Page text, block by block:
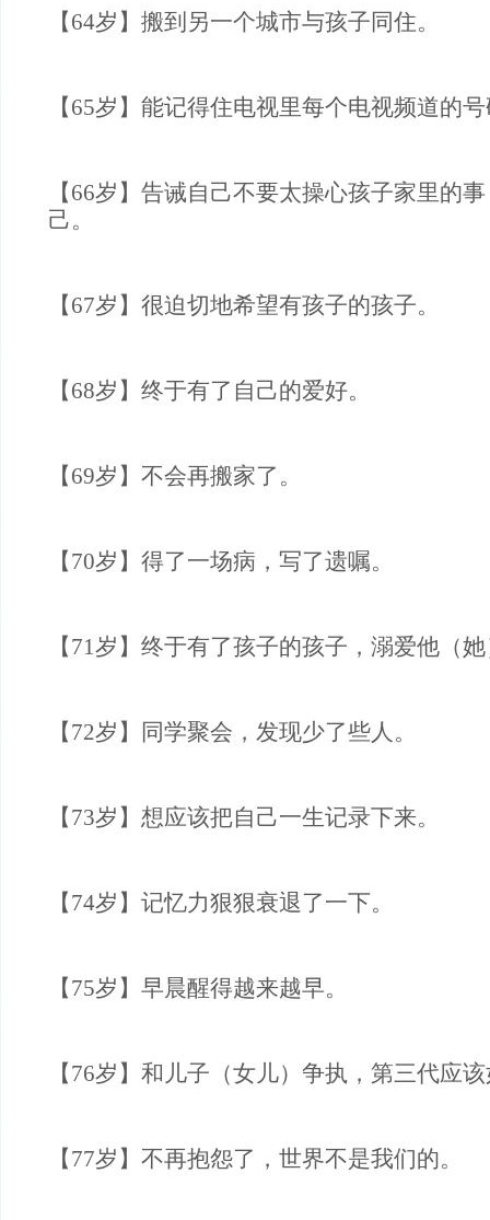
【64岁】搬到另一个城市与孩子同住。
【65岁】能记得住电视里每个电视频道的
【66岁】告诫自己不要太操心孩子家里的
己。
【67岁】很迫切地希望有孩子的孩子。
【68岁】终于有了自己的爱好。
【69岁】不会再搬家了。
【70岁】得了一场病，写了遗嘱。
【71岁】终于有了孩子的孩子，溺爱他（
【72岁】同学聚会，发现少了些人。
【73岁】想应该把自己一生记录下来。
【74岁】记忆力狠狠衰退了一下。
【75岁】早晨醒得越来越早。
【76岁】和儿子（女儿）争执，第三代应
【77岁】不再抱怨了，世界不是我们的。